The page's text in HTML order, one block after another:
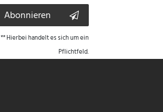
Abonnieren
** Hierbei handelt es sich um ein
Pflichtfeld.